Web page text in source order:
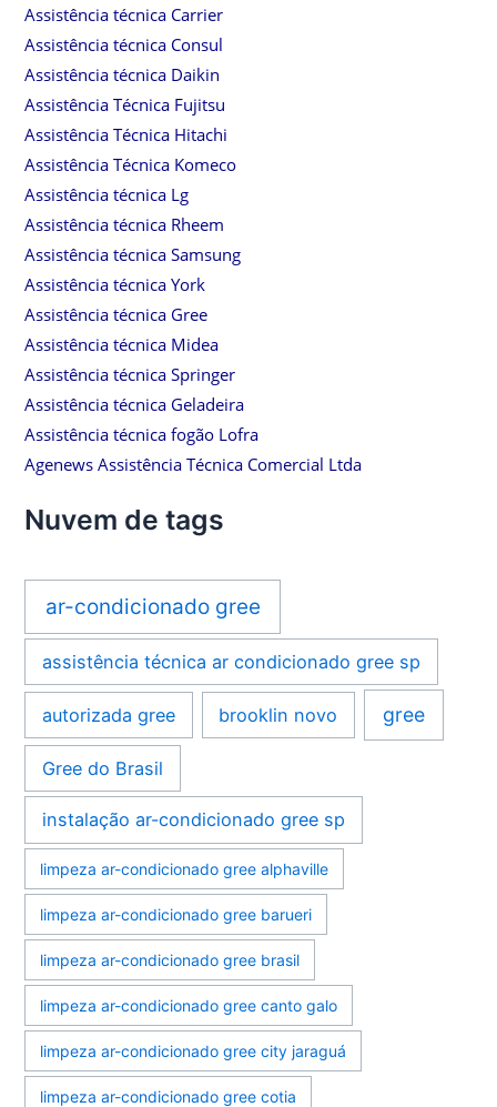
Assistência técnica Carrier
Assistência técnica Consul
Assistência técnica Daikin
Assistência Técnica Fujitsu
Assistência Técnica Hitachi
Assistência Técnica Komeco
Assistência técnica Lg
Assistência técnica Rheem
Assistência técnica Samsung
Assistência técnica York
Assistência técnica Gree
Assistência técnica Midea
Assistência técnica Springer
Assistência técnica Geladeira
Assistência técnica fogão Lofra
Agenews Assistência Técnica Comercial Ltda
Nuvem de tags
ar-condicionado gree
assistência técnica ar condicionado gree sp
autorizada gree brooklin novo gree
Gree do Brasil
instalação ar-condicionado gree sp
limpeza ar-condicionado gree alphaville
limpeza ar-condicionado gree barueri
limpeza ar-condicionado gree brasil
limpeza ar-condicionado gree canto galo
limpeza ar-condicionado gree city jaraguá
limpeza ar-condicionado gree cotia